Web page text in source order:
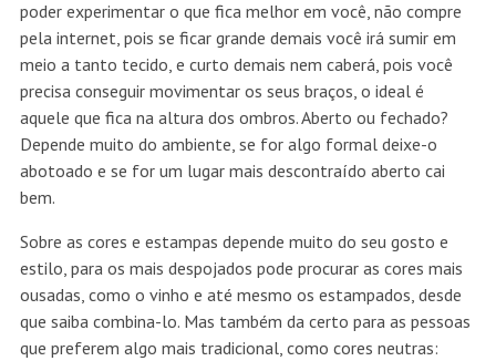
poder experimentar o que fica melhor em você, não compre
pela internet, pois se ficar grande demais você irá sumir em
meio a tanto tecido, e curto demais nem caberá, pois você
precisa conseguir movimentar os seus braços, o ideal é
aquele que fica na altura dos ombros. Aberto ou fechado?
Depende muito do ambiente, se for algo formal deixe-o
abotoado e se for um lugar mais descontraído aberto cai
bem.
Sobre as cores e estampas depende muito do seu gosto e
estilo, para os mais despojados pode procurar as cores mais
ousadas, como o vinho e até mesmo os estampados, desde
que saiba combina-lo. Mas também da certo para as pessoas
que preferem algo mais tradicional, como cores neutras: